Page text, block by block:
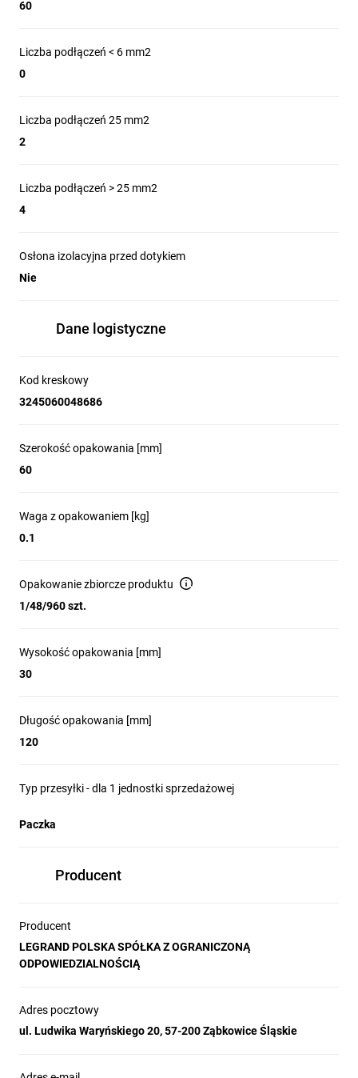
60
Liczba podłączeń < 6 mm2
0
Liczba podłączeń 25 mm2
2
Liczba podłączeń > 25 mm2
4
Osłona izolacyjna przed dotykiem
Nie
Dane logistyczne
Kod kreskowy
3245060048686
Szerokość opakowania [mm]
60
Waga z opakowaniem [kg]
0.1
Opakowanie zbiorcze produktu
1/48/960 szt.
Wysokość opakowania [mm]
30
Długość opakowania [mm]
120
Typ przesyłki - dla 1 jednostki sprzedażowej
Paczka
Producent
Producent
LEGRAND POLSKA SPÓŁKA Z OGRANICZONĄ
ODPOWIEDZIALNOŚCIĄ
Adres pocztowy
ul. Ludwika Waryńskiego 20, 57-200 Ząbkowice Śląskie